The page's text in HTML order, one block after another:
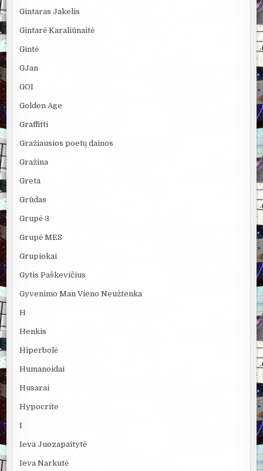
Gintaras Jakelis
Gintarė Karaliūnaitė
Gintė
GJan
GOI
Golden Age
Graffitti
Gražiausios poetų dainos
Gražina
Greta
Grūdas
Grupė 3
Grupė MES
Grupiokai
Gytis Paškevičius
Gyvenimo Man Vieno Neužtenka
H
Henkis
Hiperbolė
Humanoidai
Husarai
Hypocrite
I
Ieva Juozapaitytė
Ieva Narkutė